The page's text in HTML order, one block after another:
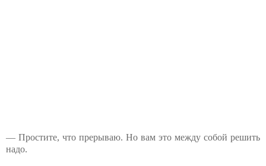
— Простите, что прерываю. Но вам это между собой решить
надо.